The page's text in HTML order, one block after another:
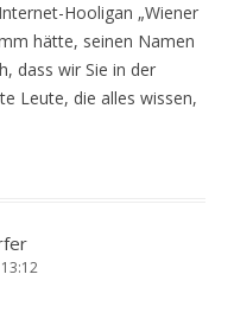
Hooligan „Wiener
hätte, seinen Namen
dass wir Sie in der
Leute, die alles wissen,